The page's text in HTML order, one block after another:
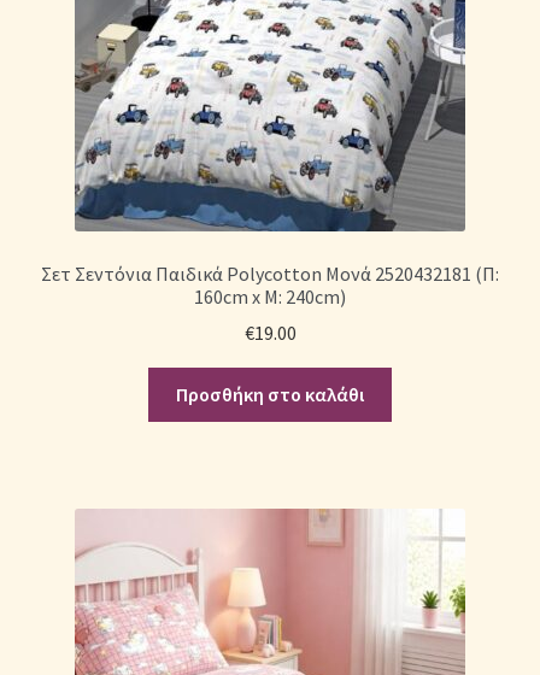
Σετ Σεντόνια Παιδικά Polycotton Μονά 2520432181 (Π:
160cm x Μ: 240cm)
€19.00
Προσθήκη στο καλάθι